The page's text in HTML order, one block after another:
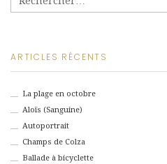
ARTICLES RÉCENTS
La plage en octobre
Aloïs (Sanguine)
Autoportrait
Champs de Colza
Ballade à bicyclette